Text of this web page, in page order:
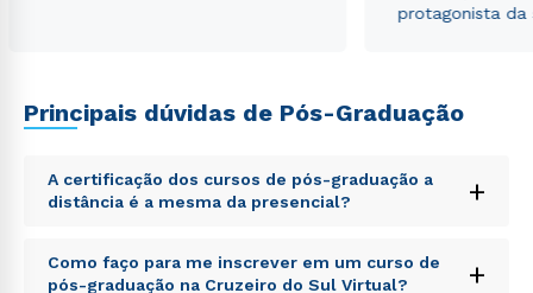
protagonista da
Principais dúvidas de Pós-Graduação
A certificação dos cursos de pós-graduação a
distância é a mesma da presencial?
+
Sed ut perspiciatis unde omnis iste natus error sit
voluptatem accusantium doloremque laudantium,
Como faço para me inscrever em um curso de
pós-graduação na Cruzeiro do Sul Virtual?
+